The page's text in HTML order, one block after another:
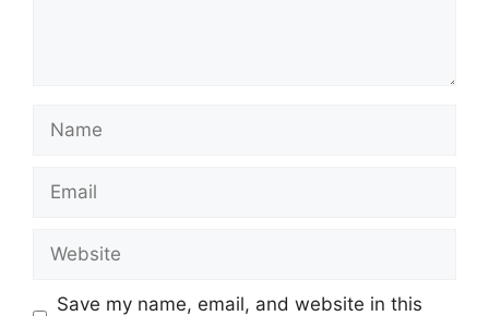
Save my name, email, and website in this